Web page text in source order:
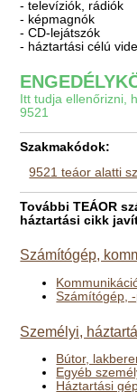
- televíziók, rádiók
- képmagnók
- CD-lejátszók
- háztartási célú
Itt tudja ellenőrizni,
9521
Szakmakódok:
9521 teáor alatti
További TEÁOR
háztartási cikk
Számítógép,
Számítógép,
Személyi,
Bútor,
Egyéb
Háztartási